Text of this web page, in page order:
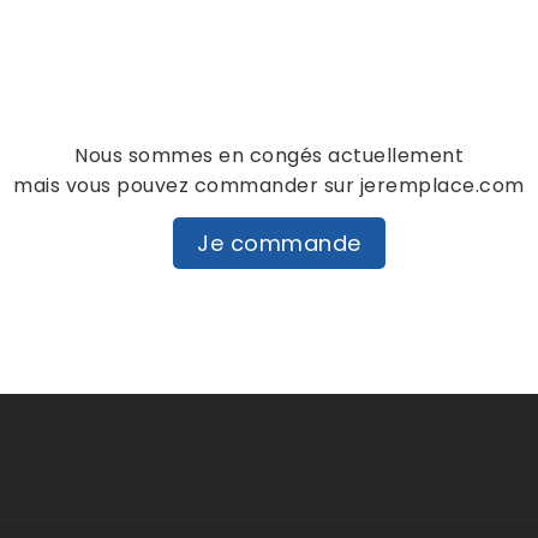
DESCRIPTION DÉTAILS PRODUIT
Nous sommes en congés actuellement
mais vous pouvez commander sur jeremplace.com
Je commande